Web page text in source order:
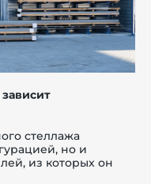
стеллажа
но и
из которых он